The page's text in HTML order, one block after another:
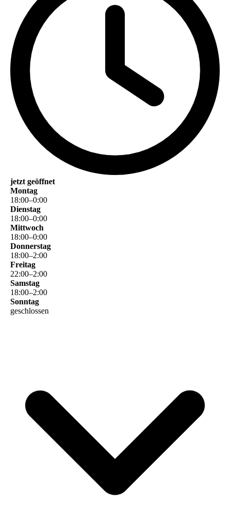
jetzt geöffnet
Montag
18:00–0:00
Dienstag
18:00–0:00
Mittwoch
18:00–0:00
Donnerstag
18:00–2:00
Freitag
22:00–2:00
Samstag
18:00–2:00
Sonntag
geschlossen